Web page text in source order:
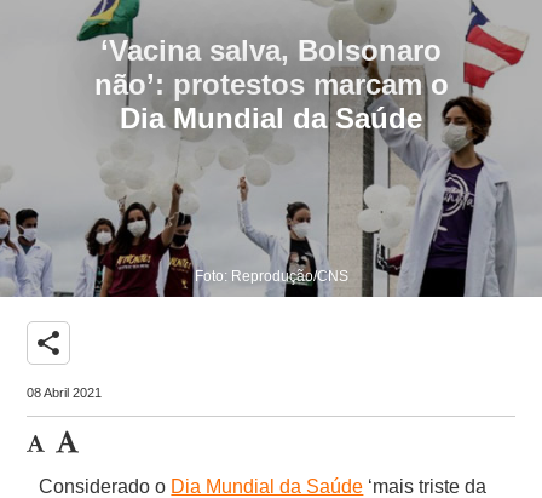
‘Vacina salva, Bolsonaro
não’: protestos marcam o
Dia Mundial da Saúde
Foto: Reprodução/CNS
share
08 Abril 2021
Considerado o Dia Mundial da Saúde ‘mais triste da